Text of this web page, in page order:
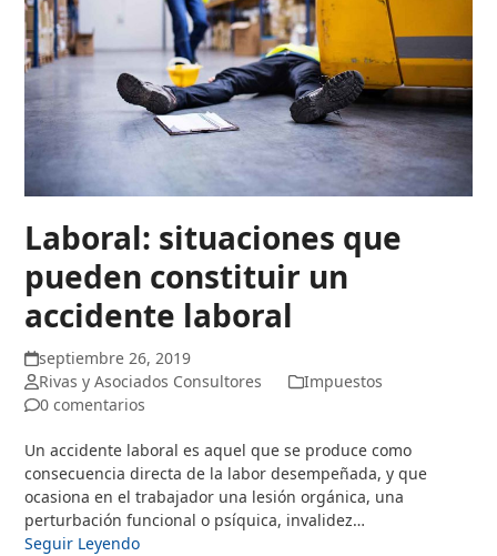
Laboral: situaciones que
pueden constituir un
accidente laboral
septiembre 26, 2019
Rivas y Asociados Consultores
Impuestos
0 comentarios
Un accidente laboral es aquel que se produce como
consecuencia directa de la labor desempeñada, y que
ocasiona en el trabajador una lesión orgánica, una
perturbación funcional o psíquica, invalidez…
Seguir Leyendo